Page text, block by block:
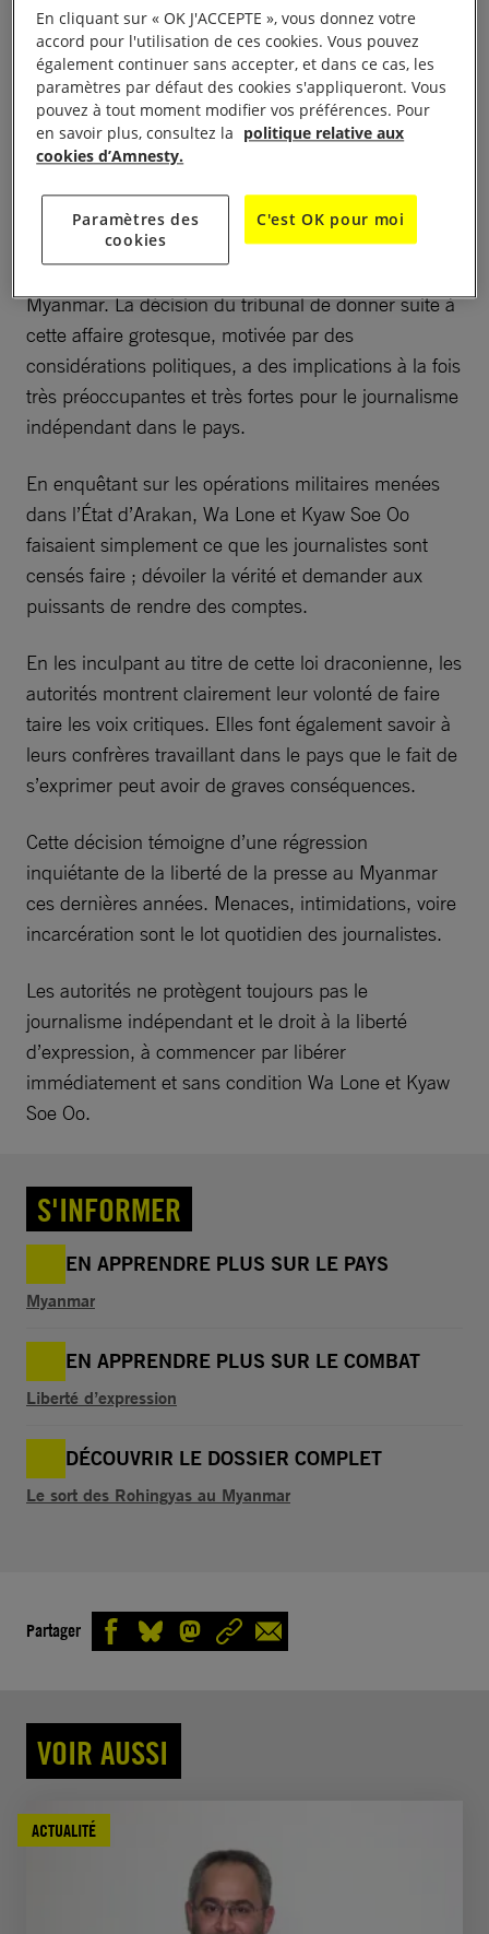
d’État – l’une des lois répressives du Myanmar –
prévoit une peine maximale de 14 ans de prison.
Liberté de la presse en
danger
C’est un jour sombre pour la liberté de la presse au
Myanmar. La décision du tribunal de donner suite à
cette affaire grotesque, motivée par des
considérations politiques, a des implications à la fois
très préoccupantes et très fortes pour le journalisme
indépendant dans le pays.
En enquêtant sur les opérations militaires menées
dans l’État d’Arakan, Wa Lone et Kyaw Soe Oo
faisaient simplement ce que les journalistes sont
censés faire ; dévoiler la vérité et demander aux
puissants de rendre des comptes.
En les inculpant au titre de cette loi draconienne, les
autorités montrent clairement leur volonté de faire
taire les voix critiques. Elles font également savoir à
leurs confrères travaillant dans le pays que le fait de
s’exprimer peut avoir de graves conséquences.
Cette décision témoigne d’une régression
inquiétante de la liberté de la presse au Myanmar
ces dernières années. Menaces, intimidations, voire
incarcération sont le lot quotidien des journalistes.
Les autorités ne protègent toujours pas le
journalisme indépendant et le droit à la liberté
d’expression, à commencer par libérer
immédiatement et sans condition Wa Lone et Kyaw
Soe Oo.
S'INFORMER
EN APPRENDRE PLUS SUR LE PAYS
Myanmar
EN APPRENDRE PLUS SUR LE COMBAT
Liberté d’expression
DÉCOUVRIR LE DOSSIER COMPLET
Le sort des Rohingyas au Myanmar
Partager
VOIR AUSSI
ACTUALITÉ
En cliquant sur « OK J'ACCEPTE », vous donnez votre
accord pour l'utilisation de ces cookies. Vous pouvez
également continuer sans accepter, et dans ce cas, les
paramètres par défaut des cookies s'appliqueront. Vous
pouvez à tout moment modifier vos préférences. Pour
en savoir plus, consultez la politique relative aux
cookies d’Amnesty.
Paramètres des
cookies
C'est OK pour moi